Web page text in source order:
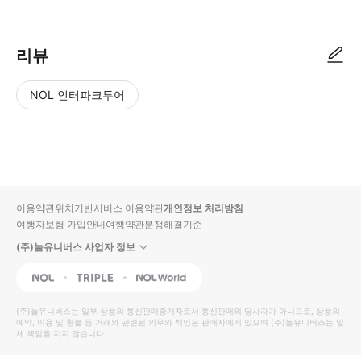
리뷰
NOL 인터파크투어
입니
다.
높
은
순
동
영
상
순
상
이용약관위치기반서비스 이용약관개인정보 처리방침
여행자보험 가입안내여행약관분쟁해결기준
(주)놀유니버스 사업자 정보
NOL Triple Interpark Global
(주)놀유니버스는 일부 상품의 통신판매중개자로서 통신판매의 당사자가 아니므로, 상품의
예약, 이용 및 환불 등 거래와 관련된 의무와 책임은 판매자에게 있으며 (주)놀유니버스는 일
체 책임을 지지 않습니다.